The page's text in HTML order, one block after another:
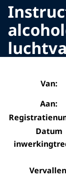
Van:
Aan:
Datum